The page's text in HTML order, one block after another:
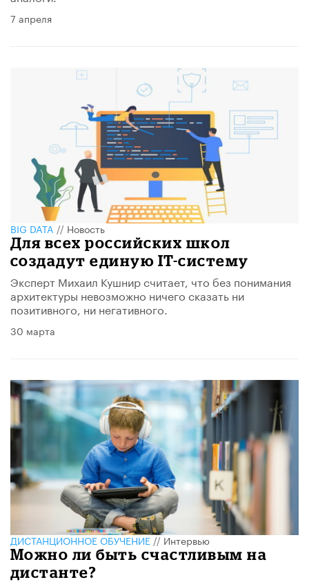
7 апреля
BIG DATA // Новость
Для всех российских школ
создадут единую IT-систему
Эксперт Михаил Кушнир считает, что без понимания
архитектуры невозможно ничего сказать ни
позитивного, ни негативного.
30 марта
ДИСТАНЦИОННОЕ ОБУЧЕНИЕ//Интервью
Можно ли быть счастливым на
дистанте?